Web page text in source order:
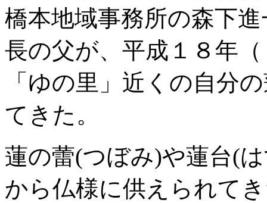
橋本地域事務所の森下
長の父が、平成１８年
「ゆの里」近くの自分
てきた。
蓮の蕾(つぼみ)や蓮台(
から仏様に供えられて